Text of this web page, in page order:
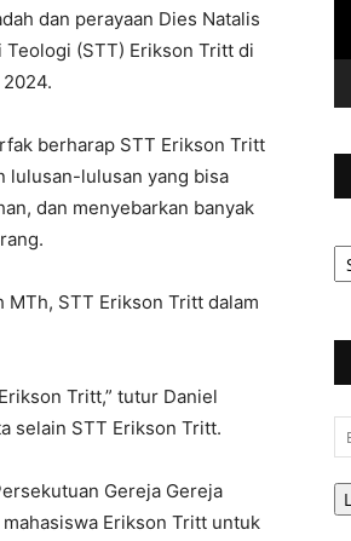
dan perayaan Dies Natalis
(STT) Erikson Tritt di
berharap STT Erikson Tritt
lulusan-lulusan yang bisa
dan menyebarkan banyak
MTh, STT Erikson Tritt dalam
Tritt,” tutur Daniel
selain STT Erikson Tritt.
Gereja Gereja
Erikson Tritt untuk